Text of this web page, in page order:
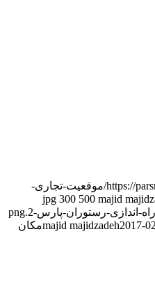
https://parsrest.ir/wp-content/uploads/2017/02/موقعیت-تجاری-
300 500 majid
majid majidzadeh2017-
مکان